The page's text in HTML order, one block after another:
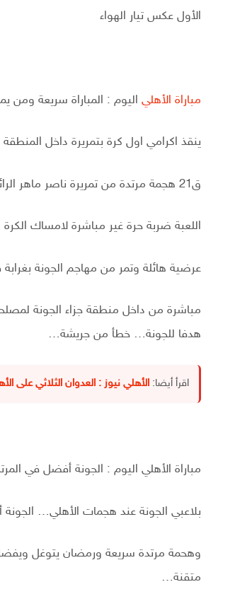
الأول عكس تيار الهواء
مباراة الأهلي اليوم : المباراة سريعة
ينقذ اكرامي اول كرة بتمريرة داخل
ق21 هجمة مرتدة من تمريرة ناصر ماهر الرائعة لأجايي وينفرد ويلحق المدافع وبسن الجزمة ويمسكها الحارس…
اللعبة ضربة حرة غير مباشرة لامساك الكرة
عرضية هائلة وتمر من مهاجم الجونة
مباشرة من داخل منطقة جزاء الجونة
هدفا للجونة… خطأ من جريشة…
اقرأ أيضا: الأهلي نيوز : العدوان الثلاثي على
مباراة الأهلي اليوم : الجونة أفضل في
بلاعبي الجونة عند هجمات الأهلي… الجونة أفضل بعد 25 دقيقة ومسيطر على الوسط… هجمات
متقنة…